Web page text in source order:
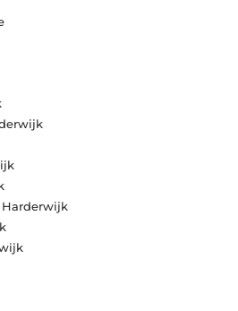
Harderwijk